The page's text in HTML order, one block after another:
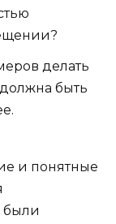
делать
быть
и понятные